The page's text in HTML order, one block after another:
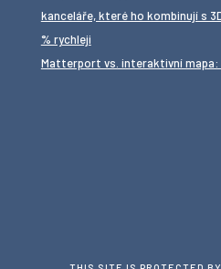
kanceláře, které ho kombinují s
% rychleji
Matterport vs. interaktivní